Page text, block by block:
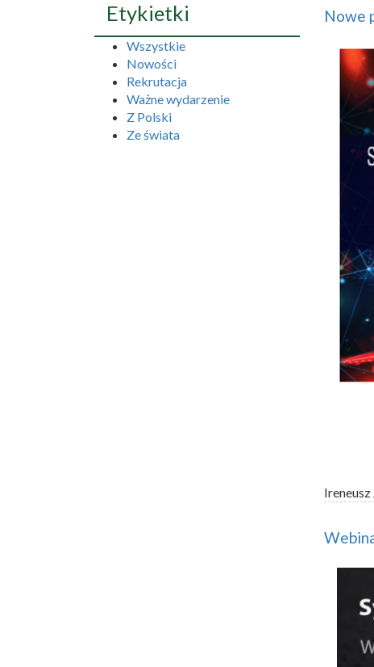
Nowe
Etykietki
Wszystkie
Nowości
Rekrutacja
Ważne wydarzenie
Z Polski
Ze świata